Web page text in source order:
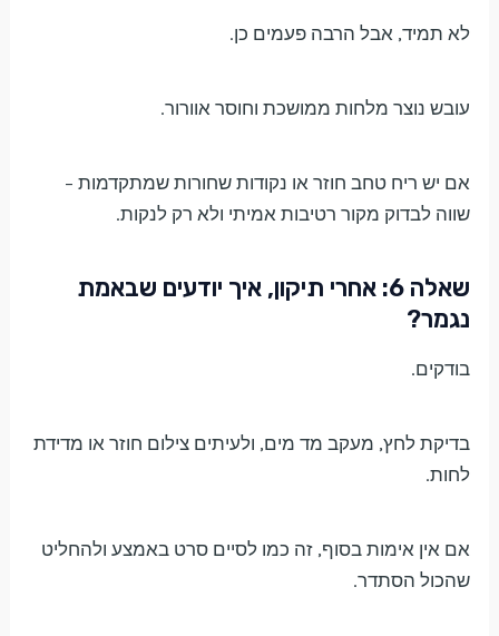
לא תמיד, אבל הרבה פעמים כן.
עובש נוצר מלחות ממושכת וחוסר אוורור.
אם יש ריח טחב חוזר או נקודות שחורות שמתקדמות –
שווה לבדוק מקור רטיבות אמיתי ולא רק לנקות.
שאלה 6: אחרי תיקון, איך יודעים שבאמת
נגמר?
בודקים.
בדיקת לחץ, מעקב מד מים, ולעיתים צילום חוזר או מדידת
לחות.
אם אין אימות בסוף, זה כמו לסיים סרט באמצע ולהחליט
שהכול הסתדר.